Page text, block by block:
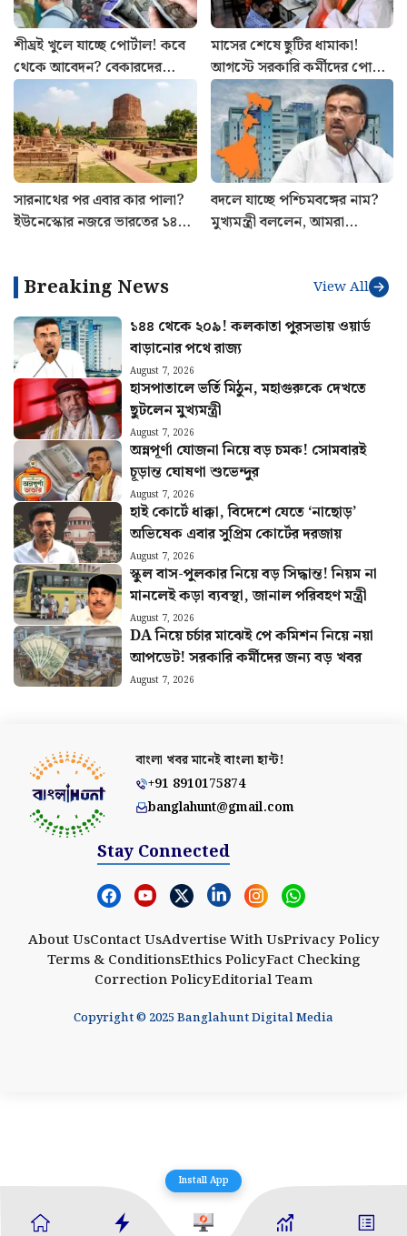
শীঘ্রই খুলে যাচ্ছে পোর্টাল! কবে
থেকে আবেদন? বেকারদের
‘যুবশক্তি’ প্রকল্প নিয়ে নয়া
আপডেট
মাসের শেষে ছুটির ধামাকা!
আগস্টে সরকারি কর্মীদের পোয়া
বারো, রইল হলিডে লিস্ট
সারনাথের পর এবার কার পালা?
ইউনেস্কোর নজরে ভারতের ১৪
বদলে যাচ্ছে পশ্চিমবঙ্গের নাম?
মুখ্যমন্ত্রী বললেন, আমরা
Breaking News View All
১৪৪ থেকে ২০৯! কলকাতা পুরসভায় ওয়ার্ড
বাড়ানোর পথে রাজ্য
August 7, 2026
হাসপাতালে ভর্তি মিঠুন, মহাগুরুকে দেখতে
ছুটলেন মুখ্যমন্ত্রী
August 7, 2026
অন্নপূর্ণা যোজনা নিয়ে বড় চমক! সোমবারই
চূড়ান্ত ঘোষণা শুভেন্দুর
August 7, 2026
হাই কোর্টে ধাক্কা, বিদেশে যেতে ‘নাছোড়’
অভিষেক এবার সুপ্রিম কোর্টের দরজায়
August 7, 2026
স্কুল বাস-পুলকার নিয়ে বড় সিদ্ধান্ত! নিয়ম না
মানলেই কড়া ব্যবস্থা, জানাল পরিবহণ মন্ত্রী
August 7, 2026
DA নিয়ে চর্চার মাঝেই পে কমিশন নিয়ে নয়া
আপডেট! সরকারি কর্মীদের জন্য বড় খবর
August 7, 2026
বাংলা খবর মানেইবাংলা হান্ট!
+91 8910175874
banglahunt@gmail.com
Stay Connected
About UsContact UsAdvertise With UsPrivacy Policy
Terms & ConditionsEthics PolicyFact Checking
Correction PolicyEditorial Team
Copyright © 2025 Banglahunt Digital Media
Install App